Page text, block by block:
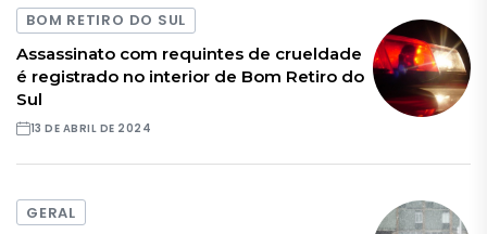
BOM RETIRO DO SUL
Assassinato com requintes de crueldade
é registrado no interior de Bom Retiro do
Sul
13 DE ABRIL DE 2024
GERAL